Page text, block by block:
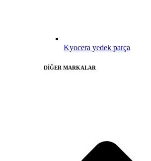
Kyocera yedek parça
DİĞER MARKALAR